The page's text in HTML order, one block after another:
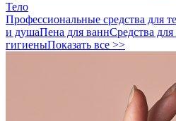
Тело
Профессиональные средства для
и душаПена для ваннСредства
гигиеныПоказать все >>